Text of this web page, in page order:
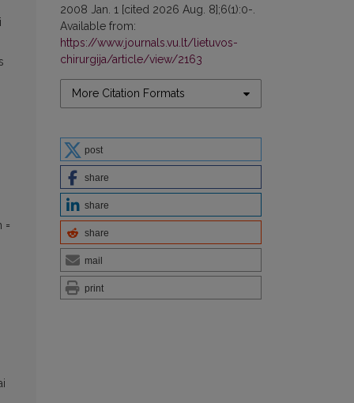
2008 Jan. 1 [cited 2026 Aug. 8];6(1):0-.
Available from:
https://www.journals.vu.lt/lietuvos-
chirurgija/article/view/2163
More Citation Formats
post
share
share
share
mail
print
=